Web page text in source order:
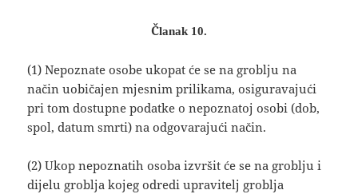
Članak 10.
(1) Nepoznate osobe ukopat će se na groblju na
način uobičajen mjesnim prilikama, osiguravajući
pri tom dostupne podatke o nepoznatoj osobi (dob,
spol, datum smrti) na odgovarajući način.
(2) Ukop nepoznatih osoba izvršit će se na groblju i
dijelu groblja kojeg odredi upravitelj groblja